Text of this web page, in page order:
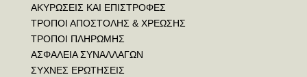
ΑΚΥΡΩΣΕΙΣ ΚΑΙ ΕΠΙΣΤΡΟΦΕΣ
ΤΡΟΠΟΙ ΑΠΟΣΤΟΛΗΣ & ΧΡΕΩΣΗΣ
ΤΡΟΠΟΙ ΠΛΗΡΩΜΗΣ
ΑΣΦΑΛΕΙΑ ΣΥΝΑΛΛΑΓΩΝ
ΣΥΧΝΕΣ ΕΡΩΤΗΣΕΙΣ